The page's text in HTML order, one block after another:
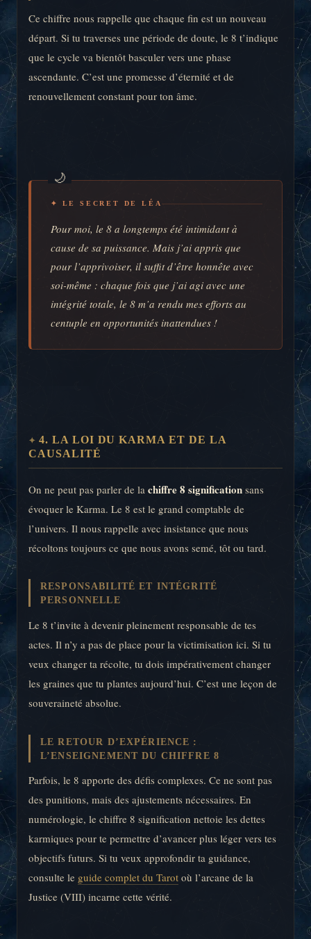
Ce chiffre nous rappelle que chaque fin est un nouveau
départ. Si tu traverses une période de doute, le 8 t’indique
que le cycle va bientôt basculer vers une phase
ascendante. C’est une promesse d’éternité et de
renouvellement constant pour ton âme.
✦ LE SECRET DE LÉA
Pour moi, le 8 a longtemps été intimidant à
cause de sa puissance. Mais j’ai appris que
pour l’apprivoiser, il suffit d’être honnête avec
soi-même : chaque fois que j’ai agi avec une
intégrité totale, le 8 m’a rendu mes efforts au
centuple en opportunités inattendues !
4. LA LOI DU KARMA ET DE LA
CAUSALITÉ
On ne peut pas parler de la chiffre 8 signification sans
évoquer le Karma. Le 8 est le grand comptable de
l’univers. Il nous rappelle avec insistance que nous
récoltons toujours ce que nous avons semé, tôt ou tard.
RESPONSABILITÉ ET INTÉGRITÉ
PERSONNELLE
Le 8 t’invite à devenir pleinement responsable de tes
actes. Il n’y a pas de place pour la victimisation ici. Si tu
veux changer ta récolte, tu dois impérativement changer
les graines que tu plantes aujourd’hui. C’est une leçon de
souveraineté absolue.
LE RETOUR D’EXPÉRIENCE :
L’ENSEIGNEMENT DU CHIFFRE 8
Parfois, le 8 apporte des défis complexes. Ce ne sont pas
des punitions, mais des ajustements nécessaires. En
numérologie, le chiffre 8 signification nettoie les dettes
karmiques pour te permettre d’avancer plus léger vers tes
objectifs futurs. Si tu veux approfondir ta guidance,
consulte le guide complet du Tarot où l’arcane de la
Justice (VIII) incarne cette vérité.